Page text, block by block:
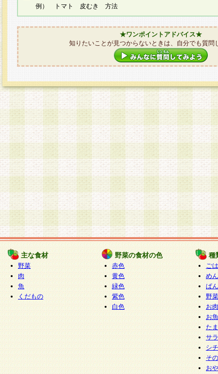
例） トマト 皮むき 方法
★ワンポイントアドバイス★
知りたいことが見つからないときは、自分でも質問
主な食材
野菜
肉
魚
くだもの
野菜の食材の色
赤色
黄色
緑色
紫色
白色
種
ご
めん
ぱん
野
お
お
た
サ
シ
そ
お